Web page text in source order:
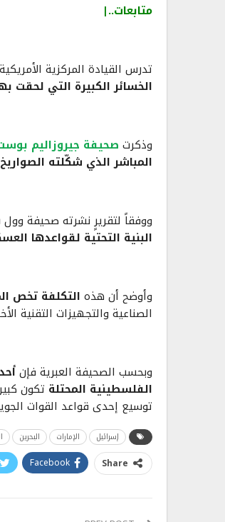
متابعات..|
تدرس القيادة المركزية الأمريكية
الخسائر الكبيرة التي لحقت
وذكرت صحيفة جيروزاليم
المباشر الذي شكّلته الصواريخ
ووفقاً لتقريرٍ نشرته صحيفة
البنية التحتية لقواعدها
وأوضح أن هذه التكلفة تخص
الصناعية والتجهيزات التقنية
وبحسب الصحيفة العبرية فإن
الفلسطينية المحتلة تكون
توسيع إحدى قواعد القوات
إسرائيل الإمارات البحرين
Share
Facebook